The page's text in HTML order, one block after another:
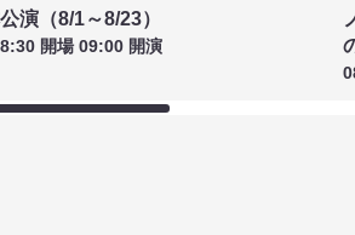
演（8/1～8/23）
開場 09:00 開演